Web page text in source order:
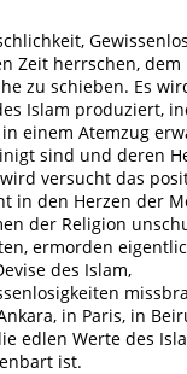
Zeit herrschen, dem
zu schieben. Es
Islam produziert,
einem Atemzug
sind und deren
versucht das
in den Herzen der
der Religion
ermorden
des Islam,
in Paris, in
edlen Werte des
ist.